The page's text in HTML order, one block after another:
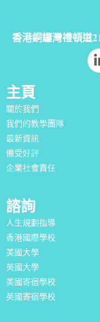
香港銅鑼灣禮頓道
主頁
關於我們
我們的教學團隊
最新資訊
備受好評
企業社會責任
諮詢
人生規劃指導
香港國際學校
美國大學
英國大學
美國寄宿學校
英國寄宿學校